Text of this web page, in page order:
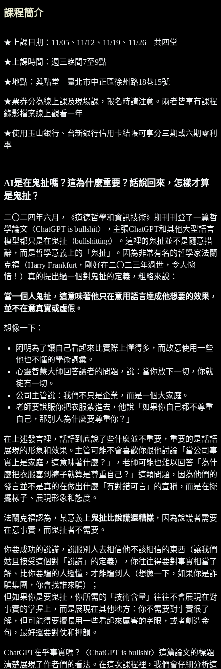
課程簡介
★上課日期：11/05、11/12、11/19、11/26 共四堂
★上課時間：週三晚間7至9點
★地點：與點堂 臺北市中正區徐州路18巷15號
★票券分為線上課及現場課，報名時請注意。兩者皆享有課程
錄影檔案線上觀看一年
★使用玉山銀行、台新銀行信用卡結帳可享分三期或六期零利
率
AI是在鬼扯嗎？這為什麼重要？話說回來，怎樣才算
是鬼扯？
二〇二四年六月，《道德哲學和資訊技術》期刊刊登了一篇哲
學論文〈ChatGPT is bullshit〉，主張ChatGPT和其他大型語言
模型都只是在鬼扯（bullshitting）。這裡的鬼扯並不是隨意措
辭，而是哲學意義上的「鬼扯」。因為非常有名的哲學家法蘭
克福（Harry Frankfurt，剛好在二〇二三年過世，令人惋
惜！）真的提出過一個對鬼扯的定義，粗略來說：
當一個人鬼扯，這意味著他只在意用語言達成他想要的效果，
並不在意真實或虛假。
想像一下：
阿明為了讓自己看起來比實際上懂得多，而故意使用一些
他也不懂的學術詞彙。
心靈智慧大師回答讀者的問題，說：當你放下一切，你就
擁有一切。
公司主管說：我們不只是企業，而是一個大家庭。
老師要說服你把衣服紮進去，他說「如果你自己都不尊重
自己，那別人為什麼要尊重你？」
在上述發言裡，話語到底說了些什麼並不重要，重要的是話語
展現的形象和效果。主管可能不會喜歡你跟他討論「當公司事
實上是家庭，這意味著什麼？」，老師可能也難以回答「為什
麼把衣服塞到褲子就算是尊重自己？」這類問題，因為他們的
發言並不是真的在做出什麼「有對錯可言」的宣稱，而是在擺
擺樣子、展現形象和態度。
法蘭克福認為，某意義上 鬼扯比說謊還糟糕 ，因為說謊者需要
在意事實，而鬼扯者不需要。
你要成功的說謊，說服別人去相信他不該相信的東西（讓我們
姑且接受這個對「說謊」的定義），你往往得要對事實相當了
解、比你要騙的人還懂，才能騙到人（想像一下，如果你是詐
騙集團，你會找誰來騙）；
但如果你是要鬼扯，你所需的「技術含量」往往不會展現在對
事實的掌握上，而是展現在其他地方：你不需要對事實很了
解，但可能得要擅長用一些看起來厲害的字眼，或者創造金
句，最好還要對仗和押韻。
ChatGPT在乎事實嗎？〈ChatGPT is bullshit〉這篇論文的標題
清楚展現了作者們的看法。在這次課程裡，我們會仔細分析這